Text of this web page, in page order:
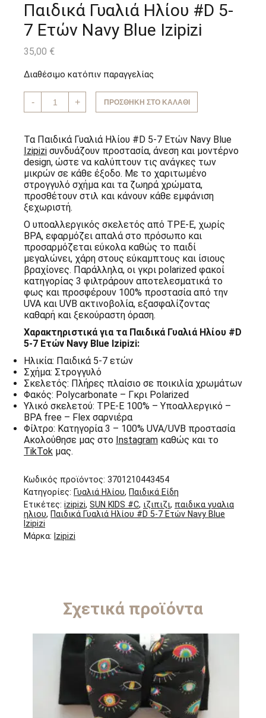
Παιδικά Γυαλιά Ηλίου #D 5-
7 Ετών Navy Blue Izipizi
35,00 €
Διαθέσιμο κατόπιν παραγγελίας
-
Παιδικά
Γυαλιά
Ηλίου
5-
7
Ετών
Navy
Blue
Izipizi
ποσότητα
+ ΠΡΟΣΘΉΚΗ ΣΤΟ ΚΑΛΆΘΙ
Τα Παιδικά Γυαλιά Ηλίου #D 5-7 Ετών Navy Blue
Izipizi συνδυάζουν προστασία, άνεση και μοντέρνο
design, ώστε να καλύπτουν τις ανάγκες των
μικρών σε κάθε έξοδο. Με το χαριτωμένο
στρογγυλό σχήμα και τα ζωηρά χρώματα,
προσθέτουν στιλ και κάνουν κάθε εμφάνιση
ξεχωριστή.
Ο υποαλλεργικός σκελετός από TPE-E, χωρίς
BPA, εφαρμόζει απαλά στο πρόσωπο και
προσαρμόζεται εύκολα καθώς το παιδί
μεγαλώνει, χάρη στους εύκαμπτους και ίσιους
βραχίονες. Παράλληλα, οι γκρι polarized φακοί
κατηγορίας 3 φιλτράρουν αποτελεσματικά το
φως και προσφέρουν 100% προστασία από την
UVA και UVB ακτινοβολία, εξασφαλίζοντας
καθαρή και ξεκούραστη όραση.
Χαρακτηριστικά για τα Παιδικά Γυαλιά Ηλίου #D
5-7 Ετών Navy Blue Izipizi:
Ηλικία: Παιδικά 5-7 ετών
Σχήμα: Στρογγυλό
Σκελετός: Πλήρες πλαίσιο σε ποικιλία χρωμάτων
Φακός: Polycarbonate – Γκρι Polarized
Υλικό σκελετού: TPE-E 100% – Υποαλλεργικό –
BPA free – Flex σαρνιέρα
Φίλτρο: Κατηγορία 3 – 100% UVA/UVB προστασία
Ακολούθησε μας στο Instagram καθώς και το
TikTok μας.
Κωδικός προϊόντος: 3701210443454
Κατηγορίες: Γυαλιά Ηλίου, Παιδικά Είδη
Ετικέτες: izipizi, SUN KIDS #C, ιζιπιζι, παιδικα γυαλια
ηλιου, Παιδικά Γυαλιά Ηλίου #D 5-7 Ετών Navy Blue
Izipizi
Μάρκα: Izipizi
Σχετικά προϊόντα